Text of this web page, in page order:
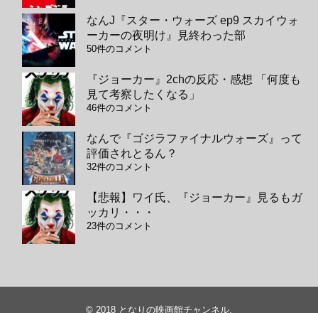
なんJ『スター・ウォーズ ep9 スカイウォ
ーカーの夜明け』見終わった部
50件のコメント
『ジョーカー』2chの反応・感想 「何度も
見て考察したくなる」
46件のコメント
なんで『ゴジラファイナルウォーズ』って
評価されとるん？
32件のコメント
【悲報】ワイ氏、『ジョーカー』見るもガ
ッカリ・・・
23件のコメント
© 2018 となりの映画館チャンネル.